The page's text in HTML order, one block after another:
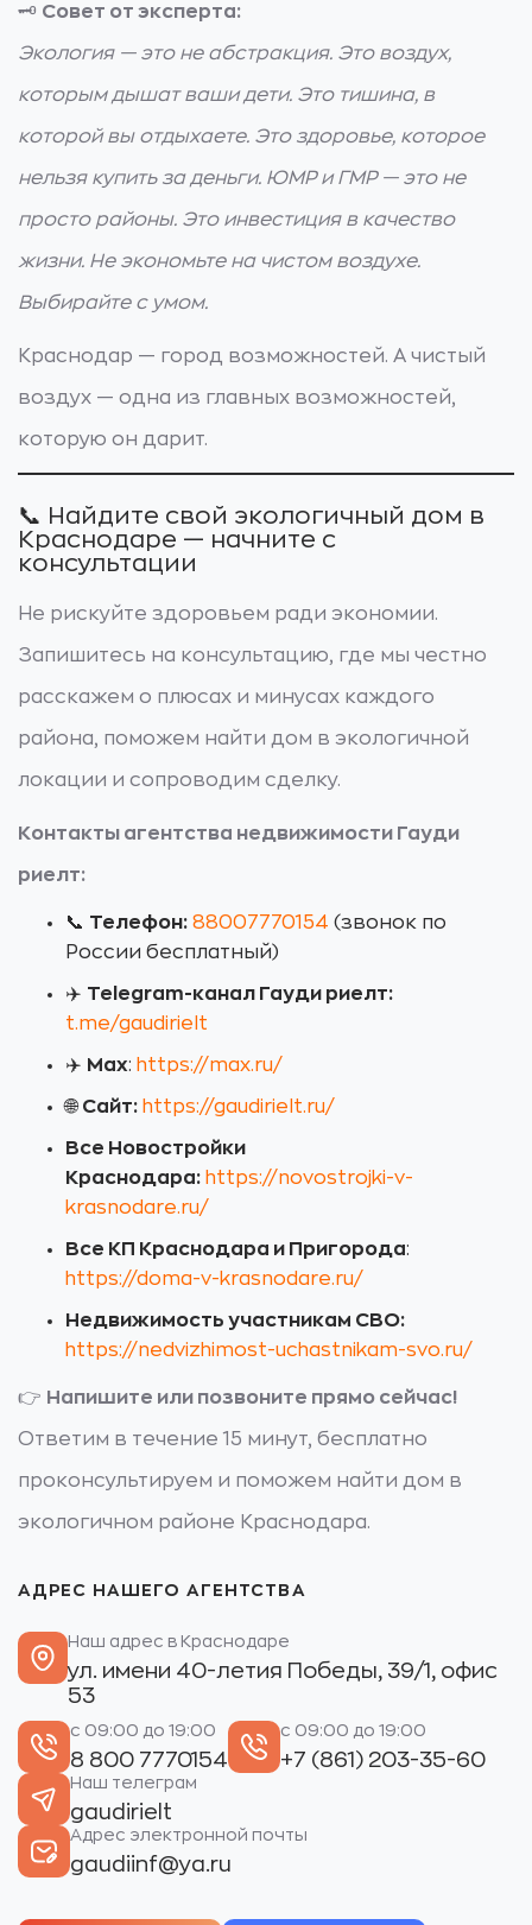
🗝️ Совет от эксперта:
Экология — это не абстракция. Это воздух,
которым дышат ваши дети. Это тишина, в
которой вы отдыхаете. Это здоровье, которое
нельзя купить за деньги. ЮМР и ГМР — это не
просто районы. Это инвестиция в качество
жизни. Не экономьте на чистом воздухе.
Выбирайте с умом.
Краснодар — город возможностей. А чистый
воздух — одна из главных возможностей,
которую он дарит.
📞 Найдите свой экологичный дом в
Краснодаре — начните с
консультации
Не рискуйте здоровьем ради экономии.
Запишитесь на консультацию, где мы честно
расскажем о плюсах и минусах каждого
района, поможем найти дом в экологичной
локации и сопроводим сделку.
Контакты агентства недвижимости Гауди
риелт:
📞 Телефон: 88007770154 (звонок по
России бесплатный)
✈️ Telegram-канал Гауди риелт:
t.me/gaudirielt
✈️ Max: https://max.ru/
🌐Сайт: https://gaudirielt.ru/
Все Новостройки
Краснодара: https://novostrojki-v-
krasnodare.ru/
Все КП Краснодара и Пригорода:
https://doma-v-krasnodare.ru/
Недвижимость участникам СВО:
https://nedvizhimost-uchastnikam-svo.ru/
👉 Напишите или позвоните прямо сейчас!
Ответим в течение 15 минут, бесплатно
проконсультируем и поможем найти дом в
экологичном районе Краснодара.
АДРЕС НАШЕГО АГЕНТСТВА
Наш адрес в Краснодаре
ул. имени 40-летия Победы, 39/1, офис
53
с 09:00 до 19:00
8 800 7770154
с 09:00 до 19:00
+7 (861) 203-35-60
Наш телеграм
gaudirielt
Адрес электронной почты
gaudiinf@ya.ru